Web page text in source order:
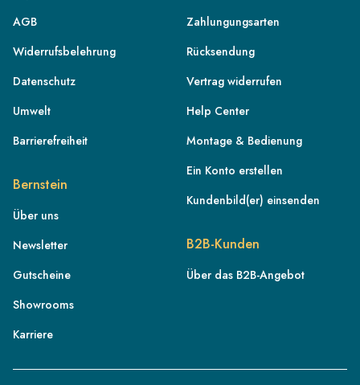
AGB
Widerrufsbelehrung
Datenschutz
Umwelt
Barrierefreiheit
Bernstein
Über uns
Newsletter
Gutscheine
Showrooms
Karriere
Zahlungungsarten
Rücksendung
Vertrag widerrufen
Help Center
Montage & Bedienung
Ein Konto erstellen
Kundenbild(er) einsenden
B2B-Kunden
Über das B2B-Angebot
AT
CH
FR
IT